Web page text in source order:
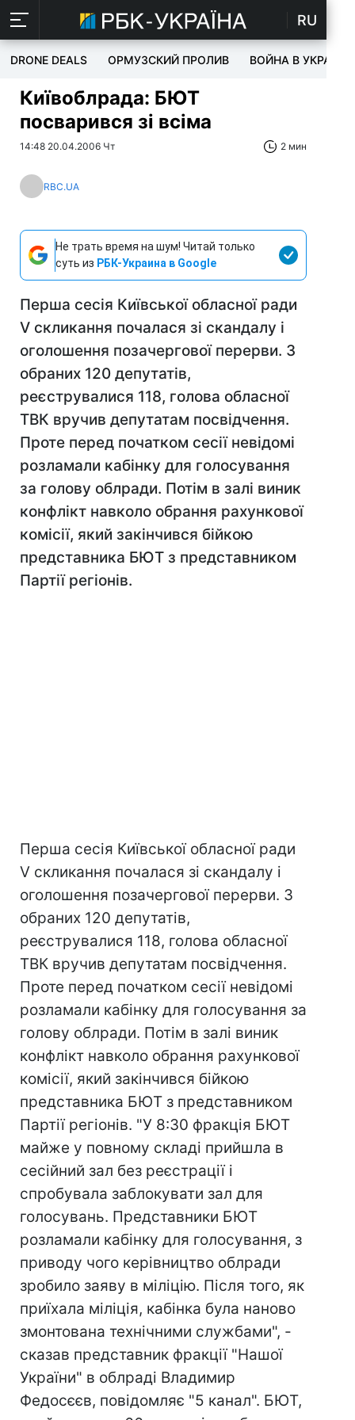
RU
DRONE DEALS ОРМУЗСКИЙ ПРОЛИВ ВОЙНА В УКРАИНЕ
Київоблрада: БЮТ
посварився зі всіма
14:48 20.04.2006 Чт 2 мин
RBC.UA
Не трать время на шум! Читай только
суть из РБК-Украина в Google
Перша сесія Київської обласної ради
V скликання почалася зі скандалу і
оголошення позачергової перерви. З
обраних 120 депутатів,
реєструвалися 118, голова обласної
ТВК вручив депутатам посвідчення.
Проте перед початком сесії невідомі
розламали кабінку для голосування
за голову облради. Потім в залі виник
конфлікт навколо обрання рахункової
комісії, який закінчився бійкою
представника БЮТ з представником
Партії регіонів.
Перша сесія Київської обласної ради
V скликання почалася зі скандалу і
оголошення позачергової перерви. З
обраних 120 депутатів,
реєструвалися 118, голова обласної
ТВК вручив депутатам посвідчення.
Проте перед початком сесії невідомі
розламали кабінку для голосування за
голову облради. Потім в залі виник
конфлікт навколо обрання рахункової
комісії, який закінчився бійкою
представника БЮТ з представником
Партії регіонів. "У 8:30 фракція БЮТ
майже у повному складі прийшла в
сесійний зал без реєстрації і
спробувала заблокувати зал для
голосувань. Представники БЮТ
розламали кабінку для голосування, з
приводу чого керівництво облради
зробило заяву в міліцію. Після того, як
приїхала міліція, кабінка була наново
змонтована технічними службами", -
сказав представник фракції "Нашої
України" в облраді Владимир
Федосєєв, повідомляє "5 канал". БЮТ,